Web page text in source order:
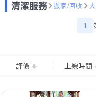
清潔服務 搬家/回收
1
評價 上線時間